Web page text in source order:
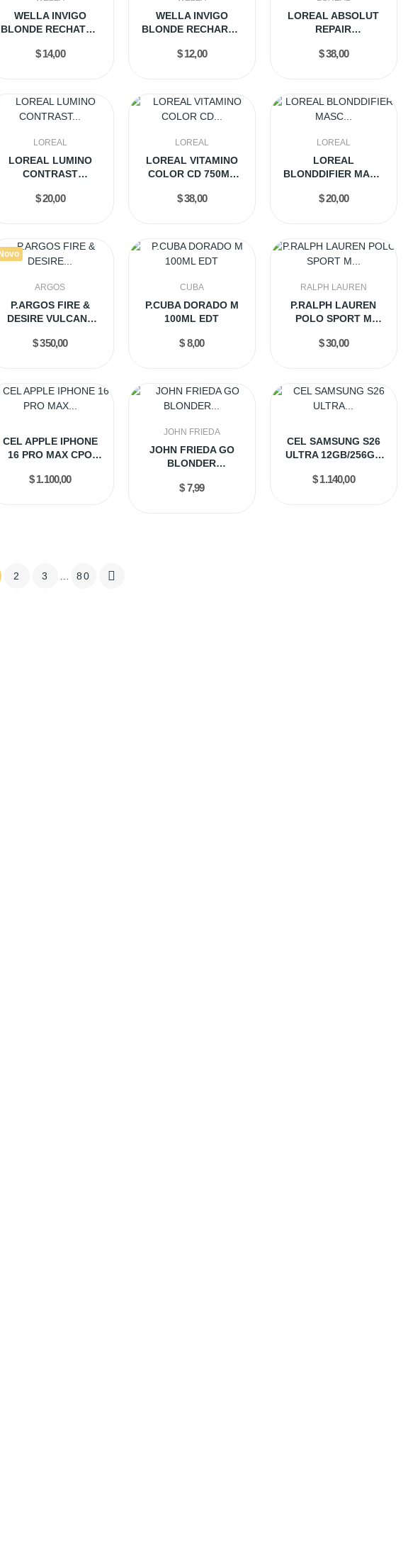
WELLA INVIGO
BLONDE RECHATGE
300ML
$ 14,00
WELLA INVIGO
BLONDE RECHARGE
$ 12,00
LOREAL ABSOLUT
REPAIR
$ 38,00
LOREAL
LOREAL LUMINO
CONTRAST
1.5L (BR)
$ 20,00
LOREAL
LOREAL VITAMINO
COLOR CD 750ML
$ 38,00
LOREAL
LOREAL
BLONDDIFIER MASC
$ 20,00
Novo
ARGOS
P.ARGOS FIRE &
DESIRE VULCANS
$ 350,00
CUBA
P.CUBA DORADO M
100ML EDT
$ 8,00
RALPH LAUREN
P.RALPH LAUREN
POLO SPORT M
$ 30,00
CEL APPLE IPHONE
16 PRO MAX CPO
$ 1.100,00
JOHN FRIEDA
JOHN FRIEDA GO
BLONDER
250ML
$ 7,99
CEL SAMSUNG S26
ULTRA 12GB/256GB
$ 1.140,00
2 3 80 